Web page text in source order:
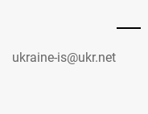
ukraine-is@ukr.net